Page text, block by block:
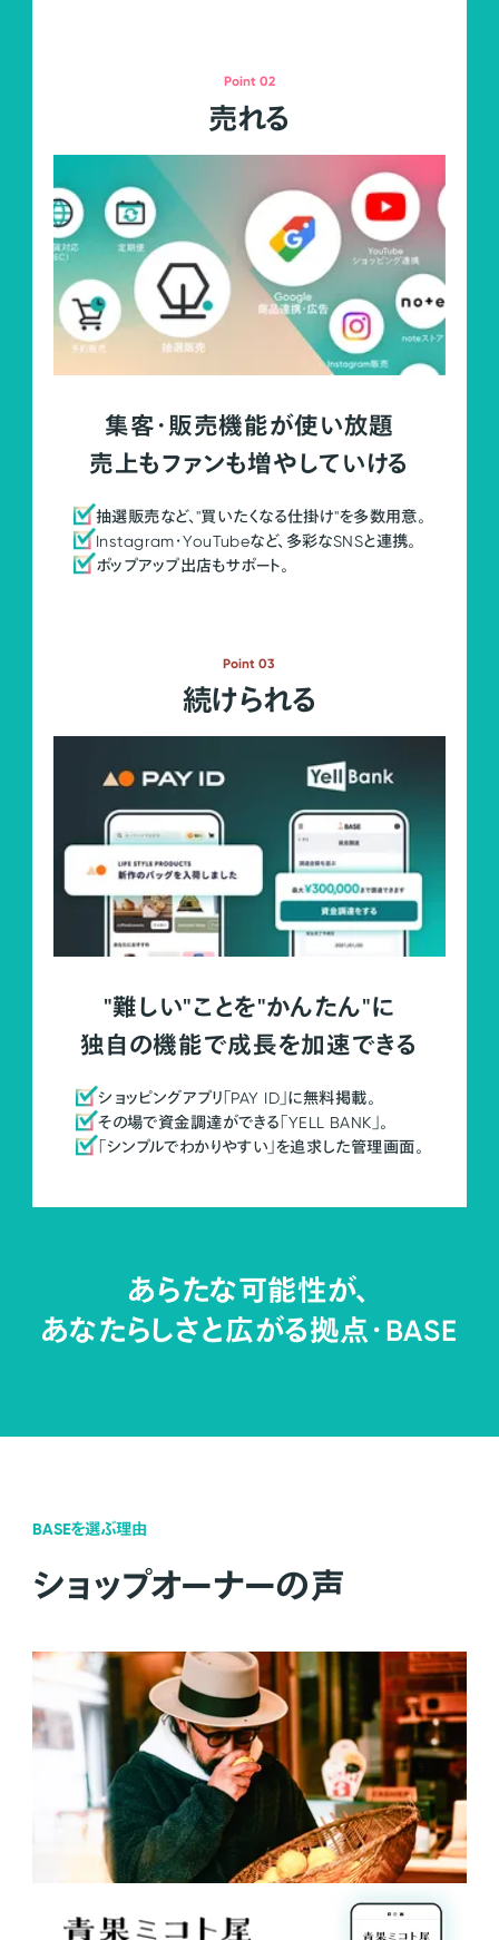
Point 02
売れる
集客・販売機能が使い放題
売上もファンも増やしていける
抽選販売など、"買いたくなる仕掛け"を多数用意。
Instagram・YouTubeなど、多彩なSNSと連携。
ポップアップ出店もサポート。
Point 03
続けられる
"難しい"ことを"かんたん"に
独自の機能で成長を加速できる
ショッピングアプリ「PAY ID」に無料掲載。
その場で資金調達ができる「YELL BANK」。
「シンプルでわかりやすい」を追求した管理画面。
あらたな可能性が、
あなたらしさと広がる拠点・BASE
BASEを選ぶ理由
ショップオーナーの声